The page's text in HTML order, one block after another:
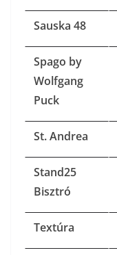
Sauska 48
Spago by
Wolfgang
Puck
St. Andrea
Stand25
Bisztró
Textúra